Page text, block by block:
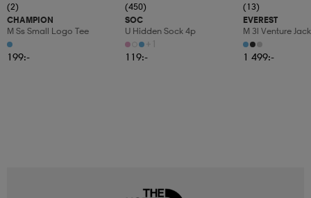
(2)
CHAMPION
M Ss Small Logo Tee
199:-
(450)
SOC
U Hidden Sock 4p
+1
119:-
(13)
EVEREST
M 3l Venture
1 499:-